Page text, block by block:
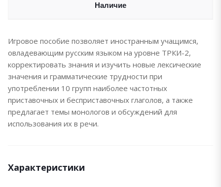
Наличие
Игровое пособие позволяет иностранным учащимся,
овладевающим русским языком на уровне ТРКИ-2,
корректировать знания и изучить новые лексические
значения и грамматические трудности при
употреблении 10 групп наиболее частотных
приставочных и бесприставочных глаголов, а также
предлагает темы монологов и обсуждений для
использования их в речи.
Характеристики